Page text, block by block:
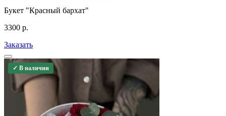
Букет "Красный бархат"
3300 р.
Заказать
✓ В наличии